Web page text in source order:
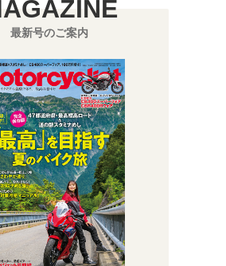
カラーバイブ「アウダーチェブルー」
最新号のご案内